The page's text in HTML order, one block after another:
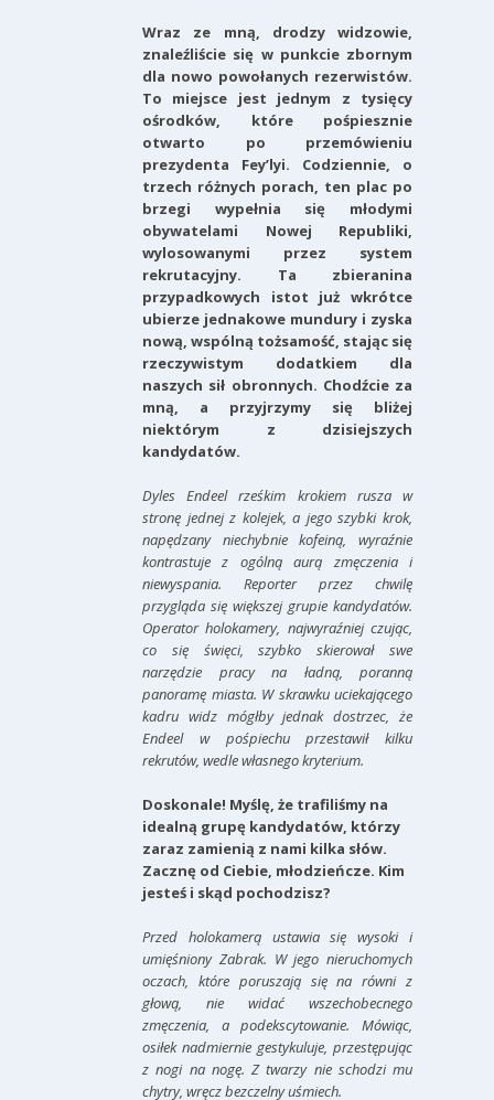
Wraz ze mną, drodzy widzowie,
znaleźliście się w punkcie zbornym
dla nowo powołanych rezerwistów.
To miejsce jest jednym z tysięcy
ośrodków, które pośpiesznie
otwarto po przemówieniu
prezydenta Fey’lyi. Codziennie, o
trzech różnych porach, ten plac po
brzegi wypełnia się młodymi
obywatelami Nowej Republiki,
wylosowanymi przez system
rekrutacyjny. Ta zbieranina
przypadkowych istot już wkrótce
ubierze jednakowe mundury i zyska
nową, wspólną tożsamość, stając się
rzeczywistym dodatkiem dla
naszych sił obronnych. Chodźcie za
mną, a przyjrzymy się bliżej
niektórym z dzisiejszych
kandydatów.
Dyles Endeel rześkim krokiem rusza w
stronę jednej z kolejek, a jego szybki krok,
napędzany niechybnie kofeiną, wyraźnie
kontrastuje z ogólną aurą zmęczenia i
niewyspania. Reporter przez chwilę
przygląda się większej grupie kandydatów.
Operator holokamery, najwyraźniej czując,
co się święci, szybko skierował swe
narzędzie pracy na ładną, poranną
panoramę miasta. W skrawku uciekającego
kadru widz mógłby jednak dostrzec, że
Endeel w pośpiechu przestawił kilku
rekrutów, wedle własnego kryterium.
Doskonale! Myślę, że trafiliśmy na
idealną grupę kandydatów, którzy
zaraz zamienią z nami kilka słów.
Zacznę od Ciebie, młodzieńcze. Kim
jesteś i skąd pochodzisz?
Przed holokamerą ustawia się wysoki i
umięśniony Zabrak. W jego nieruchomych
oczach, które poruszają się na równi z
głową, nie widać wszechobecnego
zmęczenia, a podekscytowanie. Mówiąc,
osiłek nadmiernie gestykuluje, przestępując
z nogi na nogę. Z twarzy nie schodzi mu
chytry, wręcz bezczelny uśmiech.